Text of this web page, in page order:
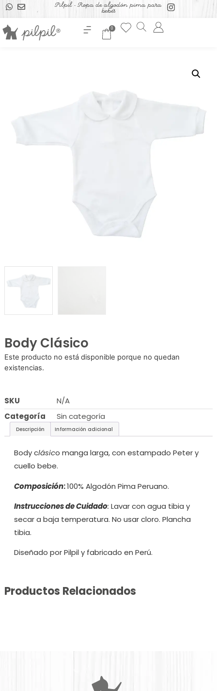
Pilpil - Ropa de algodón pima para
bebés
0
Body Clásico
Este producto no está disponible porque no quedan
existencias.
SKU
N/A
Categoría
Sin categoría
Descripción Información adicional
Body clásico manga larga, con estampado Peter y
cuello bebe.
Composición:100% Algodón Pima Peruano.
Instrucciones de Cuidado: Lavar con agua tibia y
secar a baja temperatura. No usar cloro. Plancha
tibia.
Diseñado por Pilpil y fabricado en Perú.
Productos Relacionados